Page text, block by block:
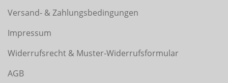
Versand- & Zahlungsbedingungen
Impressum
Widerrufsrecht & Muster-Widerrufsformular
AGB